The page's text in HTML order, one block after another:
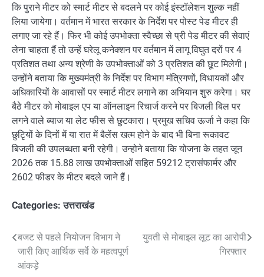
कि पुराने मीटर को स्मार्ट मीटर से बदलने पर कोई इंस्टॉलेशन शुल्क नहीं
लिया जायेगा। वर्तमान में भारत सरकार के निर्देश पर पोस्ट पेड मीटर ही
लगाए जा रहे हैं। फिर भी कोई उपभोक्ता स्वैच्छा से प्री पेड मीटर की सेवाएं
लेना चाहता हैं तो उन्हें घरेलू कनेक्शन पर वर्तमान में लागू विघुत दरों पर 4
प्रतिशत तथा अन्य श्रेणी के उपभोक्ताओं को 3 प्रतिशत की छूट मिलेगी।
उन्होंने बताया कि मुख्यमंत्री के निर्देश पर विभाग मंत्रिगणों, विधायकों और
अधिकारियों के आवासों पर स्मार्ट मीटर लगाने का अभियान शुरु करेगा। घर
बैठे मीटर को मोबाइल एप या ऑनलाइन रिचार्ज करने पर बिजली बिल पर
लगने वाले ब्याज या लेट फीस से छुटकारा। प्रमुख सचिव ऊर्जा ने कहा कि
छुटिृयों के दिनों में या रात में बैलेंस खत्म होने के बाद भी बिना रूकावट
बिजली की उपलब्धता बनी रहेगी। उन्होने बताया कि योजना के तहत जून
2026 तक 15.88 लाख उपभोक्ताओं सहित 59212 ट्रासंफार्मर और
2602 फीडर के मीटर बदले जाने हैं।
Categories:उत्तराखंड
Post
navigation
बजट से पहले नियोजन विभाग ने
जारी किए आर्थिक सर्वे के महत्वपूर्ण
आंकड़े
युवती से मोबाइल लूट का आरोपी
गिरफ्तार